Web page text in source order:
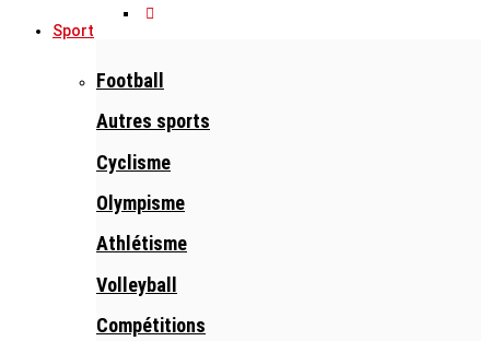
Sport
Football
Autres sports
Cyclisme
Olympisme
Athlétisme
Volleyball
Compétitions